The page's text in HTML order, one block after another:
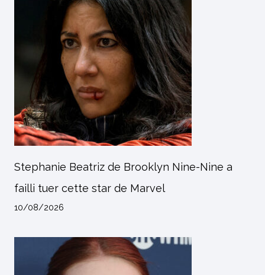
Stephanie Beatriz de Brooklyn Nine-Nine a
failli tuer cette star de Marvel
10/08/2026